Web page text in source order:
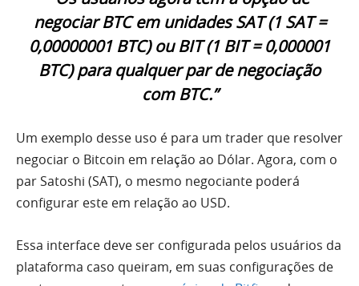
negociar BTC em unidades SAT (1 SAT =
0,00000001 BTC) ou BIT (1 BIT = 0,000001
BTC) para qualquer par de negociação
com BTC.”
Um exemplo desse uso é para um trader que resolver
negociar o Bitcoin em relação ao Dólar. Agora, com o
par Satoshi (SAT), o mesmo negociante poderá
configurar este em relação ao USD.
Essa interface deve ser configurada pelos usuários da
plataforma caso queiram, em suas configurações de